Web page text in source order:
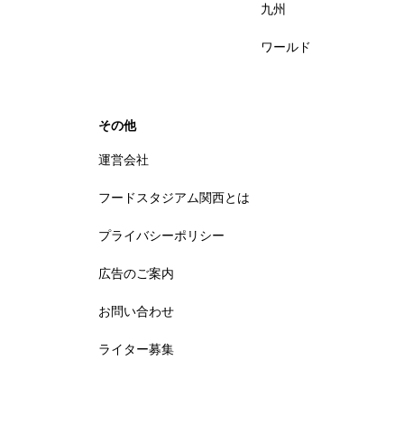
九州
ワールド
その他
運営会社
フードスタジアム関西とは
プライバシーポリシー
広告のご案内
お問い合わせ
ライター募集